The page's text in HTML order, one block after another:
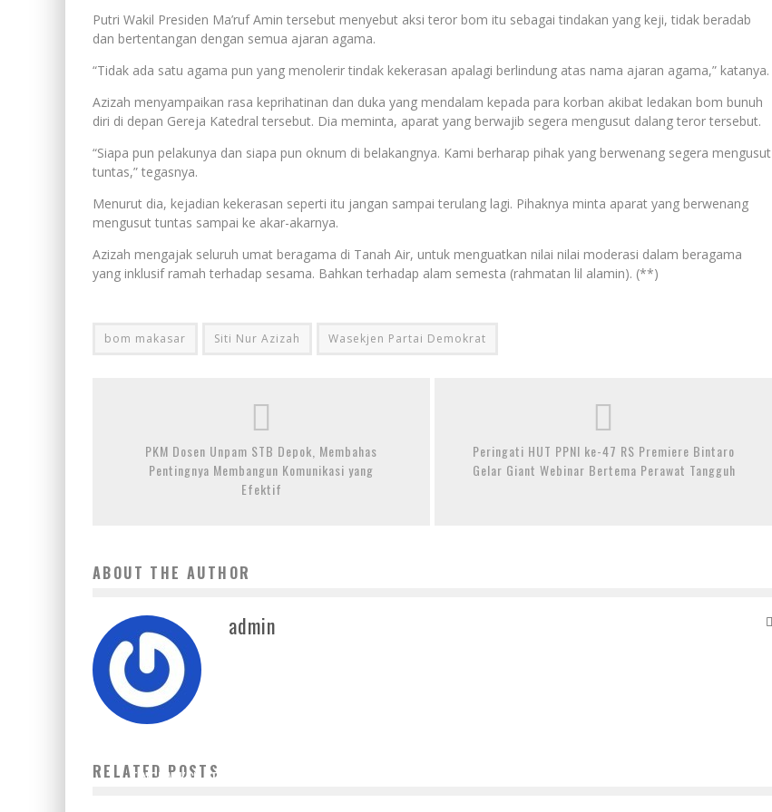
Putri Wakil Presiden Ma’ruf Amin tersebut menyebut aksi teror bom itu sebagai tindakan yang keji, tidak beradab
dan bertentangan dengan semua ajaran agama.
“Tidak ada satu agama pun yang menolerir tindak kekerasan apalagi berlindung atas nama ajaran agama,” katanya.
Azizah menyampaikan rasa keprihatinan dan duka yang mendalam kepada para korban akibat ledakan bom bunuh
diri di depan Gereja Katedral tersebut. Dia meminta, aparat yang berwajib segera mengusut dalang teror tersebut.
“Siapa pun pelakunya dan siapa pun oknum di belakangnya. Kami berharap pihak yang berwenang segera mengusut
tuntas,” tegasnya.
Menurut dia, kejadian kekerasan seperti itu jangan sampai terulang lagi. Pihaknya minta aparat yang berwenang
mengusut tuntas sampai ke akar-akarnya.
Azizah mengajak seluruh umat beragama di Tanah Air, untuk menguatkan nilai nilai moderasi dalam beragama
yang inklusif ramah terhadap sesama. Bahkan terhadap alam semesta (rahmatan lil alamin). (**)
bom makasar Siti Nur Azizah Wasekjen Partai Demokrat
PKM Dosen Unpam STB Depok, Membahas
Pentingnya Membangun Komunikasi yang
Efektif
Peringati HUT PPNI ke-47 RS Premiere Bintaro
Gelar Giant Webinar Bertema Perawat Tangguh
ABOUT THE AUTHOR
admin
RELATED POSTS
TINGKATKAN KESEJAHTERAAN MELALUI SERAT